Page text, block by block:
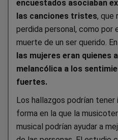
encuestados asociaban
las canciones tristes, que
perdida personal, como por
muerte de un ser querido.
las mujeres eran quienes
melancólica a los
fuertes.
Los hallazgos podrían
forma en la que la
musical podrían ayudar a